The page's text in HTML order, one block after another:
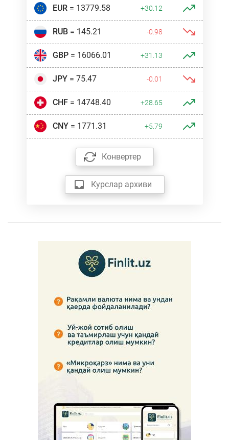
EUR= 13779.58 +30.12
RUB= 145.21 -0.98
GBP= 16066.01 +31.13
JPY= 75.47 -0.01
CHF= 14748.40 +28.65
CNY= 1771.31 +5.79
Конвертер
Курслар архиви